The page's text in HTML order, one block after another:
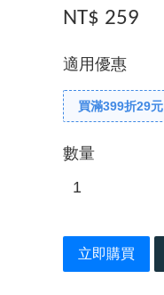
NT$ 259
適用優惠
買滿399折29元
數量
立即購買